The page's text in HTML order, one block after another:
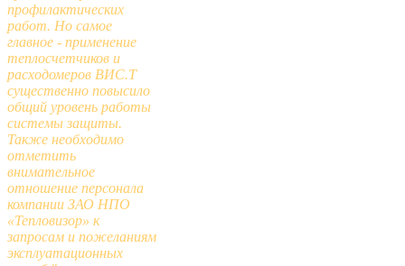
профилактических
работ. Но самое
главное - применение
теплосчетчиков и
расходомеров ВИС.Т
существенно повысило
общий уровень работы
системы защиты.
Также необходимо
отметить
внимательное
отношение персонала
компании ЗАО НПО
«Тепловизор» к
запросам и пожеланиям
эксплуатационных